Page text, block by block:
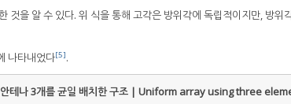
것을 알 수 있다. 위 식을 통해 고각은 방위각에 독립적이지만, 방위
나타내었다[5].
안테나 3개를 균일 배치한 구조 | Uniform array using three